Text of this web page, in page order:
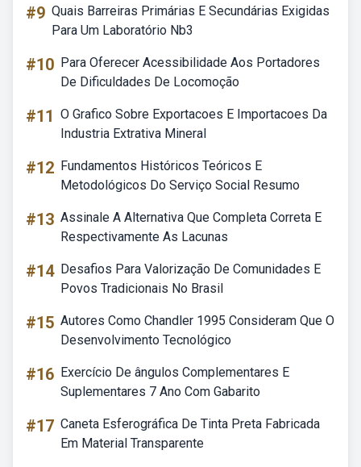
#9 Quais Barreiras Primárias E Secundárias Exigidas
Para Um Laboratório Nb3
#10 Para Oferecer Acessibilidade Aos Portadores
De Dificuldades De Locomoção
#11 O Grafico Sobre Exportacoes E Importacoes Da
Industria Extrativa Mineral
#12 Fundamentos Históricos Teóricos E
Metodológicos Do Serviço Social Resumo
#13 Assinale A Alternativa Que Completa Correta E
Respectivamente As Lacunas
#14 Desafios Para Valorização De Comunidades E
Povos Tradicionais No Brasil
#15 Autores Como Chandler 1995 Consideram Que O
Desenvolvimento Tecnológico
#16 Exercício De ângulos Complementares E
Suplementares 7 Ano Com Gabarito
#17 Caneta Esferográfica De Tinta Preta Fabricada
Em Material Transparente